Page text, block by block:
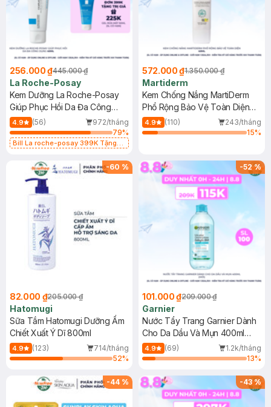
256.000 ₫445.000 ₫
La Roche-Posay
Kem Dưỡng La Roche-Posay
Giúp Phục Hồi Da Đa Công
Dụng 40ml
4.9 (56)
972/tháng
79%
Bill La roche-posay 399K Tặng
(SL có hạn)
572.000 ₫1.350.000 ₫
Martiderm
Kem Chống Nắng MartiDerm
Phổ Rộng Bảo Vệ Toàn Diện
40ml
4.9 (110)
243/tháng
15%
-60 %
82.000 ₫205.000 ₫
Hatomugi
Sữa Tắm Hatomugi Dưỡng Ẩm
Chiết Xuất Ý Dĩ 800ml
4.9 (123)
714/tháng
52%
-52%
101.000 ₫209.000 ₫
Garnier
Nước Tẩy Trang Garnier Dành
Cho Da Dầu Và Mụn 400ml
(Mới)
4.9 (69)
1.2k/tháng
13%
-44 % -43%